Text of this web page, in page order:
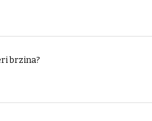
brzina?